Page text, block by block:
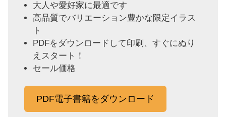
大人や愛好家に最適です
高品質でバリエーション豊かな限定イラス
ト
PDFをダウンロードして印刷、すぐにぬり
えスタート！
セール価格
PDF電子書籍をダウンロード